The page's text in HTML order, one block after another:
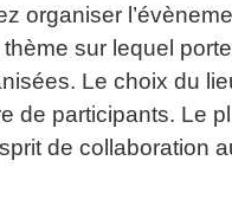
organiser
sur lequel
Le choix du
de participants. Le
de collaboration